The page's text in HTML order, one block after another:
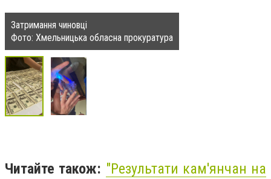
Затримання чиновці
Фото: Хмельницька обласна прокуратура
Читайте також: "Результати кам'янчан на